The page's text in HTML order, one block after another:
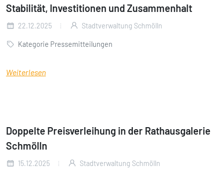
Stabilität, Investitionen und Zusammenhalt
22.12.2025 Stadtverwaltung Schmölln
Kategorie Pressemitteilungen
Weiterlesen
Doppelte Preisverleihung in der Rathausgalerie
Schmölln
15.12.2025 Stadtverwaltung Schmölln